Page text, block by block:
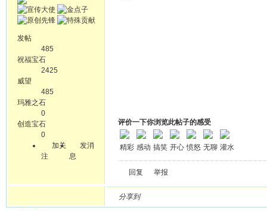
发帖
485
祝福宝石
2425
威望
485
玛雅之石
0
创造宝石
0
加关
注
发消
息
评价一下你浏览此帖子的感受
精彩 感动 搞笑 开心 愤怒 无聊 灌水
回复 举报
分享到